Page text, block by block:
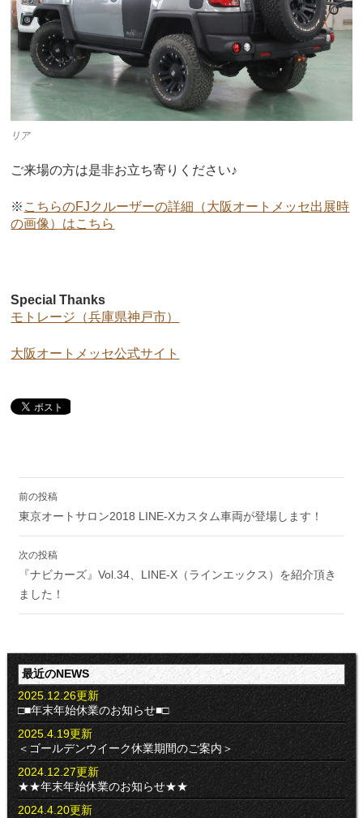
リア
ご来場の方は是非お立ち寄りください♪
※ こちらのFJクルーザーの詳細（大阪オートメッセ出展時
の画像）はこちら
Special Thanks
モトレージ（兵庫県神戸市）
大阪オートメッセ公式サイト
稿
ナ
ビ
ゲ
ー
シ
ョ
前の投稿
東京オートサロン2018 LINE-Xカスタム車両が登場します！
次の投稿
『ナビカーズ』Vol.34、LINE-X（ラインエックス）を紹介頂き
ました！
最近のNEWS
2025.12.26更新
□■年末年始休業のお知らせ■□
2025.4.19更新
＜ゴールデンウイーク休業期間のご案内＞
2024.12.27更新
★★年末年始休業のお知らせ★★
2024.4.20更新